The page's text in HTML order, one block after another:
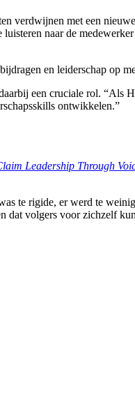
verdwijnen met een
naar de
en leiderschap op
een cruciale rol. “Als
ontwikkelen.”
Leadership Through
te rigide, er werd te
dat volgers voor zichzelf